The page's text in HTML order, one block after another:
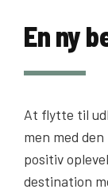
En ny
At flytte til
men med
positiv
destination